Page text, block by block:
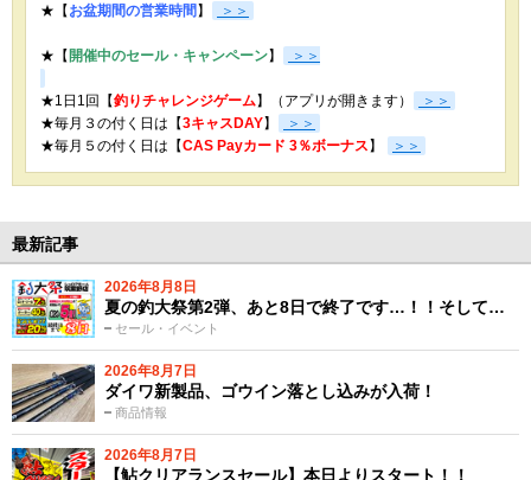
★【 お盆期間の営業時間 】 ＞＞
★【 開催中のセール・キャンペーン】 ＞＞
★1日1回【釣りチャレンジゲーム】（アプリが開きます）
＞＞
★毎月３の付く日は【3キャスDAY】
＞＞
★毎月５の付く日は【CAS Payカード 3％ボーナス 】 ＞＞
最新記事
2026年8月8日
セール・イベント
夏の釣大祭第2弾、あと8日で終了です…！！そして…
2026年8月7日
商品情報
ダイワ新製品、ゴウイン落とし込みが入荷！
2026年8月7日
【鮎クリアランスセール】本日よりスタート！！